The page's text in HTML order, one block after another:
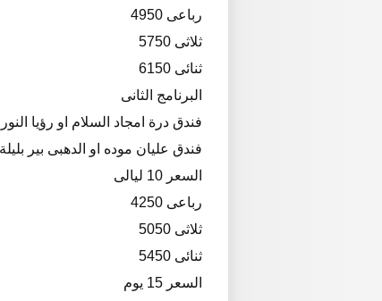
رباعى 4950
ثلاثى 5750
ثنائى 6150
البرنامج الثانى
فندق درة امجاد السلام او رؤيا النور فى شارع
فندق عليان موده او الدهبى بير
السعر 10 ليالى
رباعى 4250
ثلاثى 5050
ثنائى 5450
السعر 15 يوم